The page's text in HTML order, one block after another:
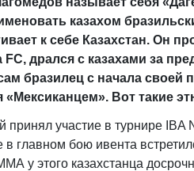
казахом
к себе Казахстан. Он
дрался с казахами за
бразилец с начала
«Мексиканцем». Вот такие
участие в турнире IBA
в главном бою ивента
у этого казахстанца